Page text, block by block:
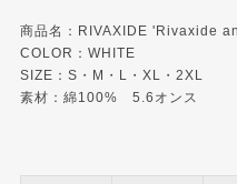
商品名：RIVAXIDE 'Rivaxide
COLOR：WHITE
SIZE：S・M・L・XL・2XL
素材：綿100% 5.6オンス